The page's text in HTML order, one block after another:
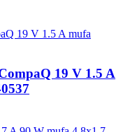
19 V 1.5 A